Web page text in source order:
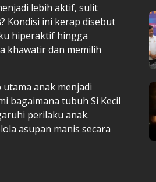
lebih aktif, sulit
? Kondisi ini kerap disebut
hiperaktif hingga
khawatir dan memilih
anak menjadi
bagaimana tubuh Si Kecil
perilaku anak.
asupan manis secara